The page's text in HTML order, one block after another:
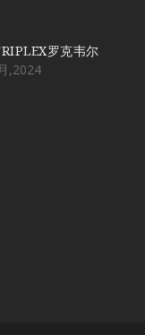
罗克韦尔
,2024